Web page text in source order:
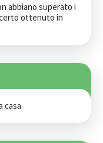
abbiano superato i
ottenuto in
casa